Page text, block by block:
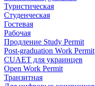
Туристическая
Студенческая
Гостевая
Рабочая
Продление Study Permit
Post-graduation Work Permit
CUAET для украинцев
Open Work Permit
Транзитная